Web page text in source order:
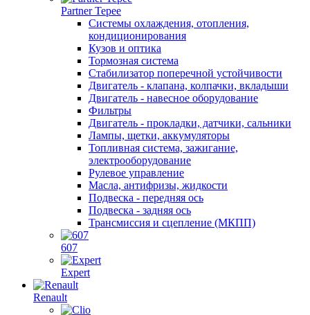
Partner Tepee
Системы охлаждения, отопления,
кондиционирования
Кузов и оптика
Тормозная система
Стабилизатор поперечной устойчивости
Двигатель - клапана, колпачки, вкладыши
Двигатель - навесное оборудование
Фильтры
Двигатель - прокладки, датчики, сальники
Лампы, щетки, аккумуляторы
Топливная система, зажигание,
электрооборудование
Рулевое управление
Масла, антифризы, жидкости
Подвеска - передняя ось
Подвеска - задняя ось
Трансмиссия и сцепление (МКПП)
607
Expert
Renault